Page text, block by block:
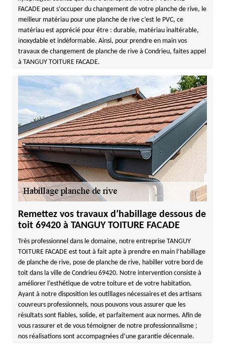
FACADE peut s’occuper du changement de votre planche de rive, le
meilleur matériau pour une planche de rive c’est le PVC, ce
matériau est apprécié pour être : durable, matériau inaltérable,
inoxydable et indéformable. Ainsi, pour prendre en main vos
travaux de changement de planche de rive à Condrieu, faites appel
à TANGUY TOITURE FACADE.
Remettez vos travaux d’habillage dessous de
toit 69420 à TANGUY TOITURE FACADE
Très professionnel dans le domaine, notre entreprise TANGUY
TOITURE FACADE est tout à fait apte à prendre en main l’habillage
de planche de rive, pose de planche de rive, habiller votre bord de
toit dans la ville de Condrieu 69420. Notre intervention consiste à
améliorer l’esthétique de votre toiture et de votre habitation.
Ayant à notre disposition les outillages nécessaires et des artisans
couvreurs professionnels, nous pouvons vous assurer que les
résultats sont fiables, solide, et parfaitement aux normes. Afin de
vous rassurer et de vous témoigner de notre professionnalisme ;
nos réalisations sont accompagnées d’une garantie décennale.